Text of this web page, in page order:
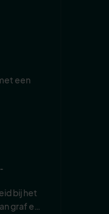
een
bij het
graf en